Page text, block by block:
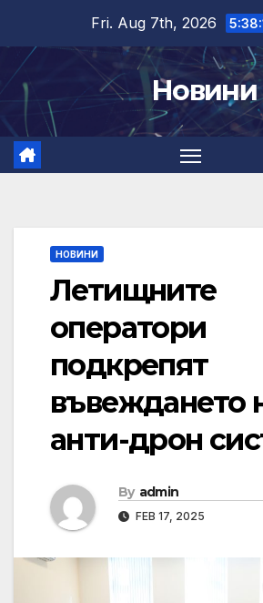
content
Fri. Aug 7th, 2026
Новини
НОВИНИ
Летищните
оператори
подкрепят
въвеждането
анти-дрон
By admin
FEB 17, 2025